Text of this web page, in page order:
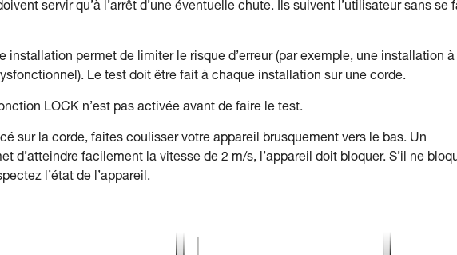
servir qu’à l’arrêt d’une éventuelle chute. Ils suivent l’utilisateur sans se
installation permet de limiter le risque d’erreur (par exemple, une installation à
Le test doit être fait à chaque installation sur une corde.
LOCK n’est pas activée avant de faire le test.
sur la corde, faites coulisser votre appareil brusquement vers le bas. Un
d’atteindre facilement la vitesse de 2 m/s, l’appareil doit bloquer. S’il ne
l’état de l’appareil.